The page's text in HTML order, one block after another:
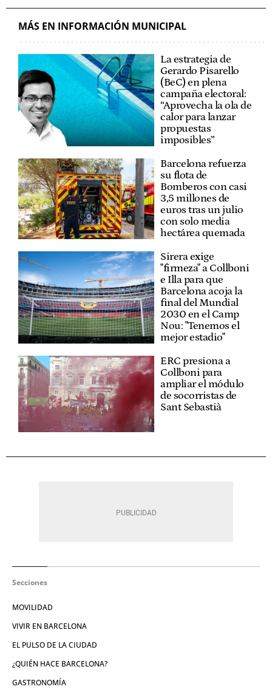
MÁS EN INFORMACIÓN MUNICIPAL
La estrategia de
Gerardo Pisarello
(BeC) en plena
campaña electoral:
“Aprovecha la ola de
calor para lanzar
propuestas
imposibles”
Barcelona refuerza
su flota de
Bomberos con casi
3,5 millones de
euros tras un julio
con solo media
hectárea quemada
Sirera exige
"firmeza" a Collboni
e Illa para que
Barcelona acoja la
final del Mundial
2030 en el Camp
Nou: "Tenemos el
mejor estadio"
ERC presiona a
Collboni para
ampliar el módulo
de socorristas de
Sant Sebastià
Secciones
MOVILIDAD
VIVIR EN BARCELONA
EL PULSO DE LA CIUDAD
¿QUIÉN HACE BARCELONA?
GASTRONOMÍA